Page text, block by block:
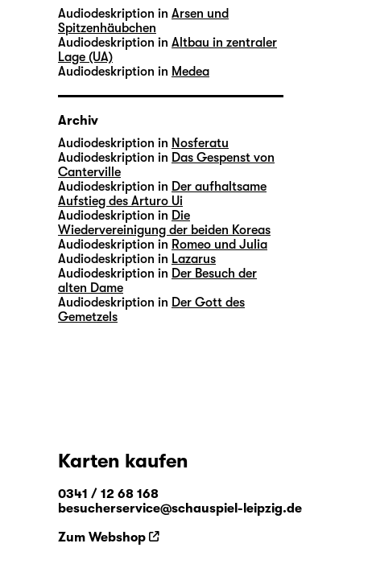
Audiodeskription in Arsen und
Spitzenhäubchen
Audiodeskription in Altbau in zentraler
Lage (UA)
Audiodeskription in Medea
Archiv
Audiodeskription in Nosferatu
Audiodeskription in Das Gespenst von
Canterville
Audiodeskription in Der aufhaltsame
Aufstieg des Arturo Ui
Audiodeskription in Die
Wiedervereinigung der beiden Koreas
Audiodeskription in Romeo und Julia
Audiodeskription in Lazarus
Audiodeskription in Der Besuch der
alten Dame
Audiodeskription in Der Gott des
Gemetzels
Karten kaufen
0341 / 12 68 168
besucherservice@schauspiel-leipzig.de
Zum Webshop